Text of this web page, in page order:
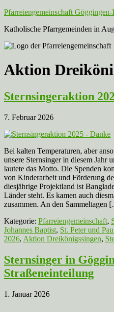
Pfarreiengemeinschaft
Katholische Pfarrgemeinden in
Aktion
Sternsingeraktion
7. Februar 2026
Bei kalten Temperaturen, aber
unsere Sternsinger in diesem Jahr
lautete das Motto. Die Spenden
von Kinderarbeit und Förderung
diesjährige Projektland ist
Länder steht. Es kamen auch
zusammen. An den Sammeltagen
Kategorie: Pfarreiengemeinschaft,
Johannes Baptist, St. Peter und
2026, Aktion Dreikönigssingen,
Sternsinger in
Straßeneinteilung
1. Januar 2026